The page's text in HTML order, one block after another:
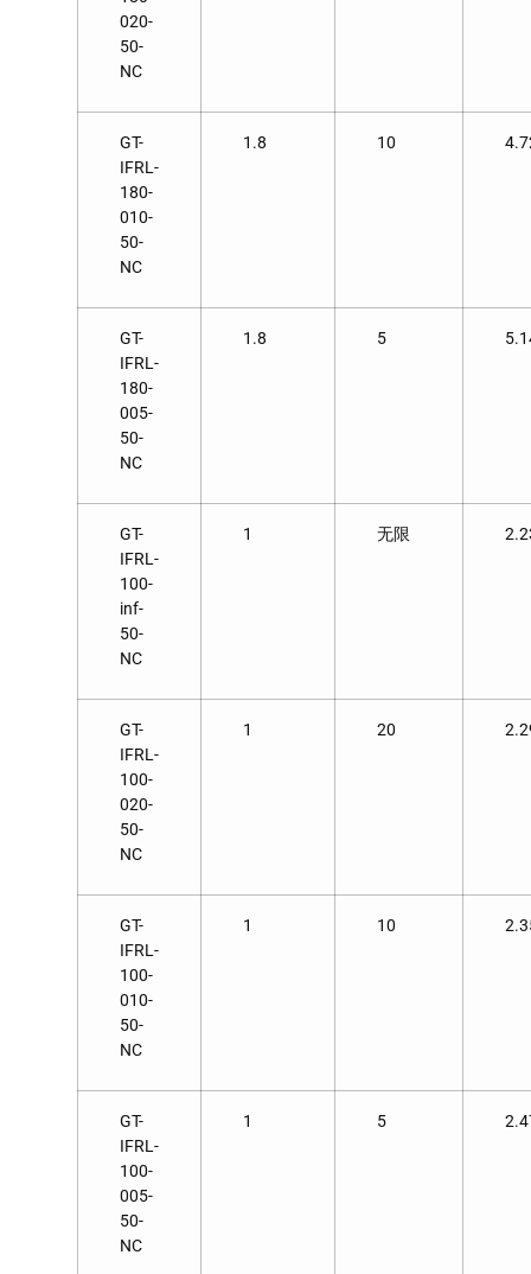
020-
50-
NC
GT-
IFRL-
180-
010-
50-
NC
1.8 10
GT-
IFRL-
180-
005-
50-
NC
1.8 5
GT-
IFRL-
100-
inf-
50-
NC
1 无限
GT-
IFRL-
100-
020-
50-
NC
1 20
GT-
IFRL-
100-
010-
50-
NC
1 10
GT-
IFRL-
100-
005-
50-
NC
1 5